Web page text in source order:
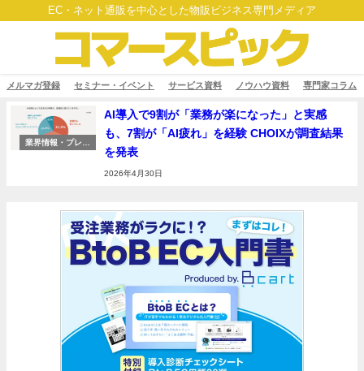
EC・ネット通販を中心とした物販ビジネス専門メディア
メルマガ登録 セミナー・イベント サービス資料 ノウハウ資料 専門家コラム
業界情報・プレス
AI導入で9割が「業務が楽になった」と実感
も、7割が「AI疲れ」を経験 CHOIXが調査結果
を発表
2026年4月30日